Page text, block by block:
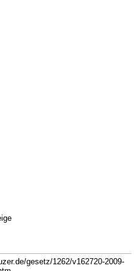
gesetz/1262/v162720-2009-